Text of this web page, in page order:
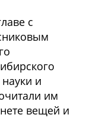
с
и
им
вещей и